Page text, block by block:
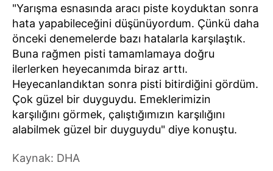
"Yarışma esnasında aracı piste koyduktan sonra
hata yapabileceğini düşünüyordum. Çünkü daha
önceki denemelerde bazı hatalarla karşılaştık.
Buna rağmen pisti tamamlamaya doğru
ilerlerken heyecanımda biraz arttı.
Heyecanlandıktan sonra pisti bitirdiğini gördüm.
Çok güzel bir duyguydu. Emeklerimizin
karşılığını görmek, çalıştığımızın karşılığını
alabilmek güzel bir duyguydu" diye konuştu.
Kaynak: DHA